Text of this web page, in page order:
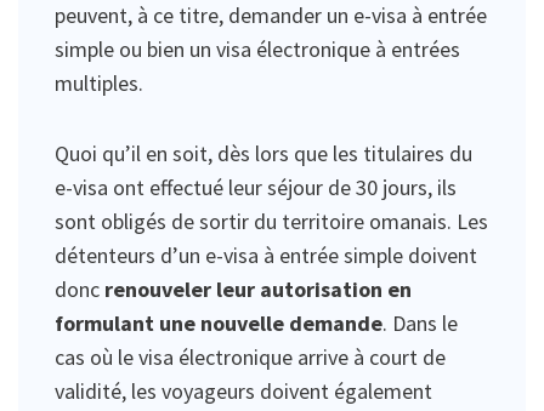
peuvent, à ce titre, demander un e-visa à entrée
simple ou bien un visa électronique à entrées
multiples.
Quoi qu’il en soit, dès lors que les titulaires du
e-visa ont effectué leur séjour de 30 jours, ils
sont obligés de sortir du territoire omanais. Les
détenteurs d’un e-visa à entrée simple doivent
donc renouveler leur autorisation en
formulant une nouvelle demande. Dans le
cas où le visa électronique arrive à court de
validité, les voyageurs doivent également